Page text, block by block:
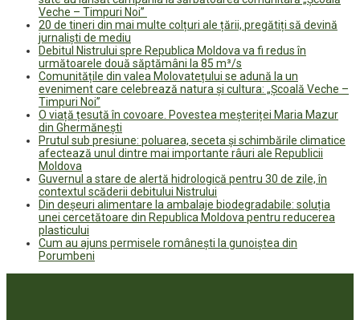
Veche – Timpuri Noi”
20 de tineri din mai multe colțuri ale țării, pregătiți să devină
jurnaliști de mediu
Debitul Nistrului spre Republica Moldova va fi redus în
următoarele două săptămâni la 85 m³/s
Comunitățile din valea Molovatețului se adună la un
eveniment care celebrează natura și cultura: „Școală Veche –
Timpuri Noi”
O viață țesută în covoare. Povestea meșteriței Maria Mazur
din Ghermănești
Prutul sub presiune: poluarea, seceta și schimbările climatice
afectează unul dintre mai importante râuri ale Republicii
Moldova
Guvernul a stare de alertă hidrologică pentru 30 de zile, în
contextul scăderii debitului Nistrului
Din deșeuri alimentare la ambalaje biodegradabile: soluția
unei cercetătoare din Republica Moldova pentru reducerea
plasticului
Cum au ajuns permisele românești la gunoiștea din
Porumbeni